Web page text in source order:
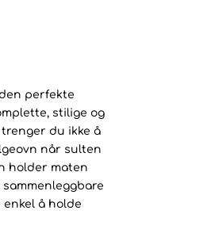
perfekte
stilige og
du ikke å
når sulten
holder maten
å holde